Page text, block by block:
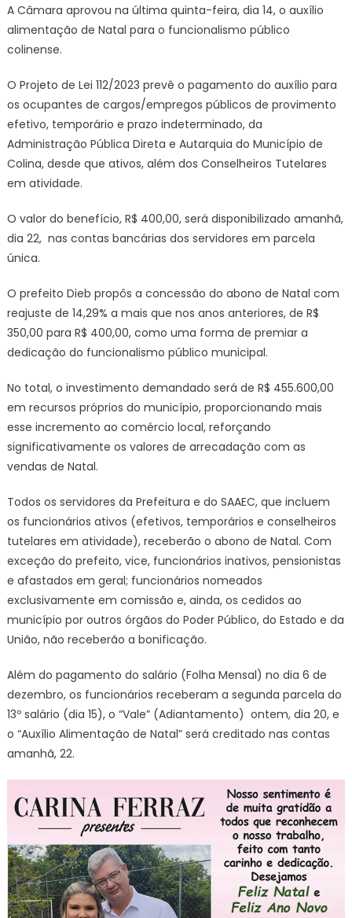
A Câmara aprovou na última quinta-feira, dia 14, o auxílio
alimentação de Natal para o funcionalismo público
colinense.
O Projeto de Lei 112/2023 prevê o pagamento do auxílio para
os ocupantes de cargos/empregos públicos de provimento
efetivo, temporário e prazo indeterminado, da
Administração Pública Direta e Autarquia do Município de
Colina, desde que ativos, além dos Conselheiros Tutelares
em atividade.
O valor do benefício, R$ 400,00, será disponibilizado amanhã,
dia 22, nas contas bancárias dos servidores em parcela
única.
O prefeito Dieb propôs a concessão do abono de Natal com
reajuste de 14,29% a mais que nos anos anteriores, de R$
350,00 para R$ 400,00, como uma forma de premiar a
dedicação do funcionalismo público municipal.
No total, o investimento demandado será de R$ 455.600,00
em recursos próprios do município, proporcionando mais
esse incremento ao comércio local, reforçando
significativamente os valores de arrecadação com as
vendas de Natal.
Todos os servidores da Prefeitura e do SAAEC, que incluem
os funcionários ativos (efetivos, temporários e conselheiros
tutelares em atividade), receberão o abono de Natal. Com
exceção do prefeito, vice, funcionários inativos, pensionistas
e afastados em geral; funcionários nomeados
exclusivamente em comissão e, ainda, os cedidos ao
município por outros órgãos do Poder Público, do Estado e da
União, não receberão a bonificação.
Além do pagamento do salário (Folha Mensal) no dia 6 de
dezembro, os funcionários receberam a segunda parcela do
13º salário (dia 15), o “Vale” (Adiantamento) ontem, dia 20, e
o “Auxílio Alimentação de Natal” será creditado nas contas
amanhã, 22.